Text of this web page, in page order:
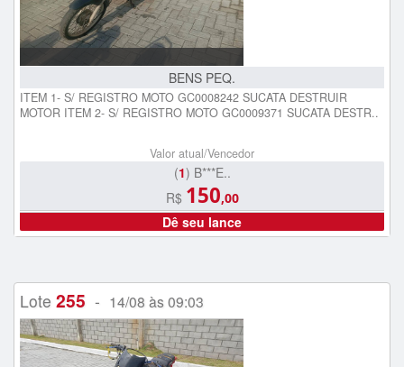
BENS PEQ.
ITEM 1- S/ REGISTRO MOTO GC0008242 SUCATA DESTRUIR
MOTOR ITEM 2- S/ REGISTRO MOTO GC0009371 SUCATA DESTR..
Valor atual/Vencedor
(1) B***E..
R$ 150,00
Dê seu lance
Lote 255 - 14/08 às 09:03